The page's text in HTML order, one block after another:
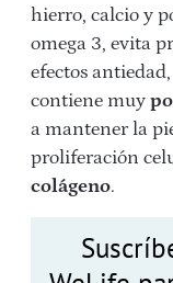
hierro, calcio y
omega 3, evita
efectos
contiene muy
a mantener la
proliferación
colágeno.